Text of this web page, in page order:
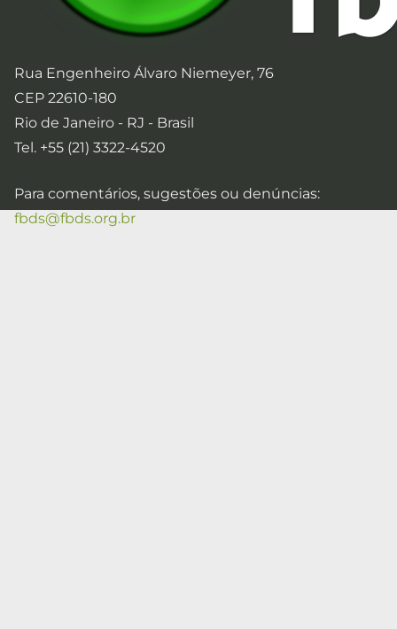
Rua Engenheiro Álvaro Niemeyer, 76
CEP 22610-180
Rio de Janeiro - RJ - Brasil
Tel. +55 (21) 3322-4520
Para comentários, sugestões ou denúncias:
fbds@fbds.org.br